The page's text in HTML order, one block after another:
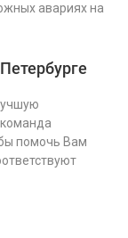
авариях на
помочь Вам